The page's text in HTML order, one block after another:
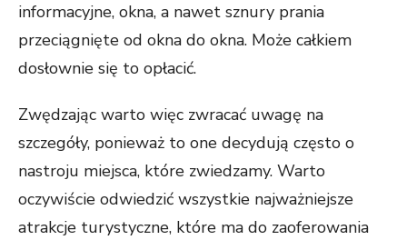
informacyjne, okna, a nawet sznury prania
przeciągnięte od okna do okna. Może całkiem
dosłownie się to opłacić.
Zwędzając warto więc zwracać uwagę na
szczegóły, ponieważ to one decydują często o
nastroju miejsca, które zwiedzamy. Warto
oczywiście odwiedzić wszystkie najważniejsze
atrakcje turystyczne, które ma do zaoferowania